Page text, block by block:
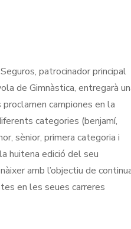
patrocinador principal
de Gimnàstica, entregarà
campiones en la
categories (benjamí,
sènior, primera categoria i
huitena edició del seu
amb l’objectiu de
en les seues carreres